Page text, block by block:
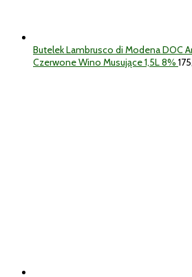
Butelek Lambrusco di Modena DOC
Czerwone Wino Musujące 1,5L 8%